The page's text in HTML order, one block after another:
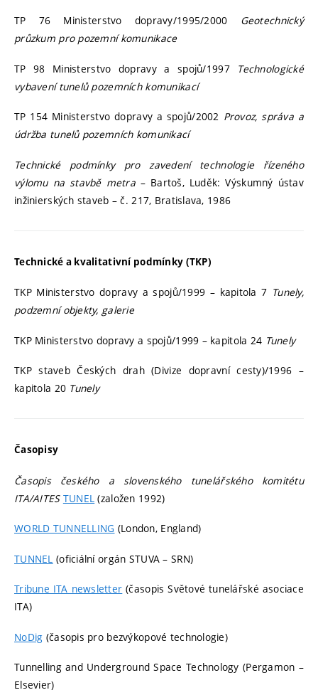
TP 76 Ministerstvo dopravy/1995/2000 Geotechnický
průzkum pro pozemní komunikace
TP 98 Ministerstvo dopravy a spojů/1997 Technologické
vybavení tunelů pozemních komunikací
TP 154 Ministerstvo dopravy a spojů/2002 Provoz, správa a
údržba tunelů pozemních komunikací
Technické podmínky pro zavedení technologie řízeného
výlomu na stavbě metra– Bartoš, Luděk: Výskumný ústav
inžinierských staveb – č. 217, Bratislava, 1986
Technické a kvalitativní podmínky (TKP)
TKP Ministerstvo dopravy a spojů/1999 – kapitola 7 Tunely,
podzemní objekty, galerie
TKP Ministerstvo dopravy a spojů/1999 – kapitola 24 Tunely
TKP staveb Českých drah (Divize dopravní cesty)/1996 –
kapitola 20 Tunely
Časopisy
Časopis českého a slovenského tunelářského komitétu
ITA/AITES TUNEL (založen 1992)
WORLD TUNNELLING (London, England)
TUNNEL (oficiální orgán STUVA – SRN)
Tribune ITA newsletter (časopis Světové tunelářské asociace
ITA)
NoDig (časopis pro bezvýkopové technologie)
Tunnelling and Underground Space Technology (Pergamon –
Elsevier)